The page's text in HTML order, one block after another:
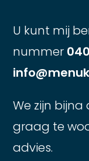
U kunt mij
nummer
We zijn
graag te
advies.